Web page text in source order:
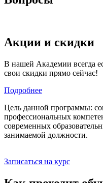
Акции и скидки
В нашей Академии всегда
свои скидки прямо сейчас!
Подробнее
Цель данной программы:
профессиональных
современных
занимаемой должности.
Записаться на курс